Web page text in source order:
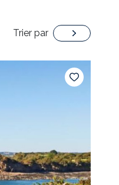
Trier par